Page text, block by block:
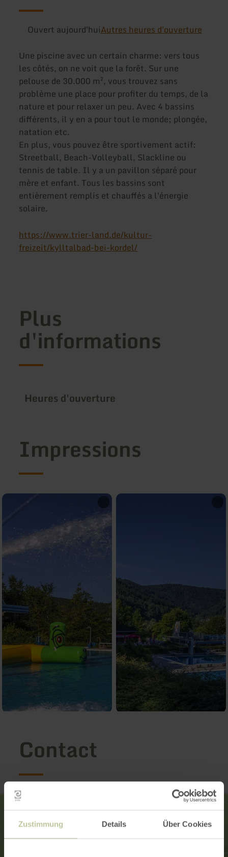
Zustimmung Details Über Cookies
Ouvert aujourd'huiAutres heures d'ouverture
Une piscine avec un certain charme: vers tous
les côtés, on ne voit que la forêt. Sur une
pelouse de 30.000 m², vous trouvez sans
problème une place pour profiter du temps, de la
nature et pour relaxer un peu. Avec 4 bassins
différents, il y en a pour tout le monde; plongée,
natation etc.
En plus, vous pouvez être sportivement actif:
Streetball, Beach-Volleyball, Slackline ou
tennis de table. Il y a un pavillon séparé pour
mère et enfant. Tous les bassins sont
entièrement remplis et chauffés a l'énergie
solaire.
https://www.trier-land.de/kultur-
freizeit/kylltalbad-bei-kordel/
Plus
d'informations
Heures d'ouverture
Impressions
Contact